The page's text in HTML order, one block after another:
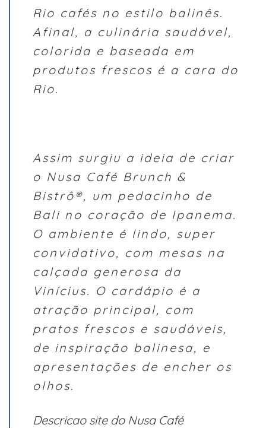
Rio cafés no estilo balinês.
Afinal, a culinária saudável,
colorida e baseada em
produtos frescos é a cara do
Rio.
Assim surgiu a ideia de criar
o Nusa Café Brunch &
Bistrô®, um pedacinho de
Bali no coração de Ipanema.
O ambiente é lindo, super
convidativo, com mesas na
calçada generosa da
Vinícius. O cardápio é a
atração principal, com
pratos frescos e saudáveis,
de inspiração balinesa, e
apresentações de encher os
olhos.
Descricao site do Nusa Café